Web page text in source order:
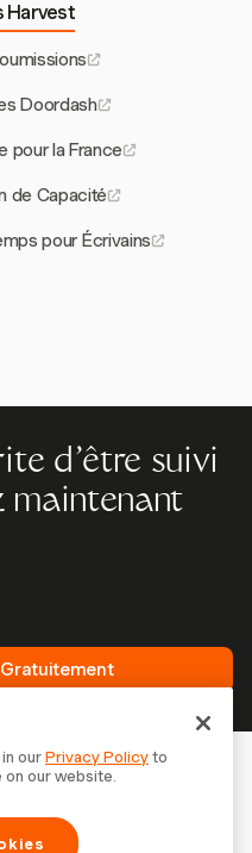
Harvest
Doordash
pour la France
de Capacité
pour Écrivains
d'être suivi
maintenant
ourPrivacy Policyto
our website.